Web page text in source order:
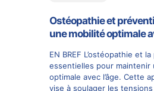
Ostéopathie et
une mobilité optimale
EN BREF L’ostéopathie et
essentielles pour maintenir
optimale avec l’âge. Cette
vise à soulager les